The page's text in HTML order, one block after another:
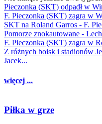
Pieczonka (SKT) odpadł w
F. Pieczonka (SKT) zagra w
SKT na Roland Garros - F.
Pomorze znokautowane -
F. Pieczonka (SKT) zagra w
Z różnych boisk i stadionów
Jacek...
więcej ...
Piłka w grze